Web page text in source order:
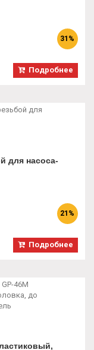
31%
Подробнее
для насоса-
21%
Подробнее